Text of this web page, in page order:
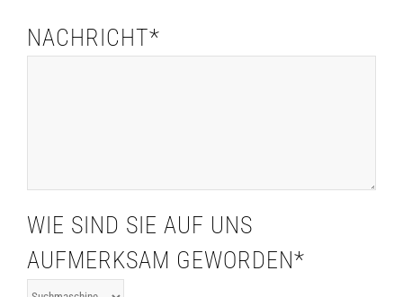
NACHRICHT*
WIE SIND SIE AUF UNS
AUFMERKSAM GEWORDEN*